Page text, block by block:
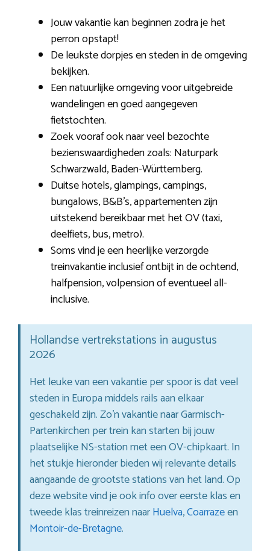
Jouw vakantie kan beginnen zodra je het
perron opstapt!
De leukste dorpjes en steden in de omgeving
bekijken.
Een natuurlijke omgeving voor uitgebreide
wandelingen en goed aangegeven
fietstochten.
Zoek vooraf ook naar veel bezochte
bezienswaardigheden zoals: Naturpark
Schwarzwald, Baden-Württemberg.
Duitse hotels, glampings, campings,
bungalows, B&B’s, appartementen zijn
uitstekend bereikbaar met het OV (taxi,
deelfiets, bus, metro).
Soms vind je een heerlijke verzorgde
treinvakantie inclusief ontbijt in de ochtend,
halfpension, volpension of eventueel all-
inclusive.
Hollandse vertrekstations in augustus
2026
Het leuke van een vakantie per spoor is dat veel
steden in Europa middels rails aan elkaar
geschakeld zijn. Zo’n vakantie naar Garmisch-
Partenkirchen per trein kan starten bij jouw
plaatselijke NS-station met een OV-chipkaart. In
het stukje hieronder bieden wij relevante details
aangaande de grootste stations van het land. Op
deze website vind je ook info over eerste klas en
tweede klas treinreizen naarHuelva,Coarrazeen
Montoir-de-Bretagne.